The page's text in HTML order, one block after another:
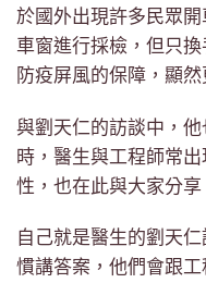
於國外出現許多民眾
車窗進行採檢，但只
防疫屏風的保障，顯
與劉天仁的訪談中，
時，醫生與工程師常
性，也在此與大家分享
自己就是醫生的劉天
慣講答案，他們會跟